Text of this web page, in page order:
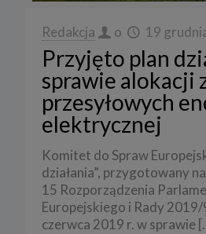
Redakcja o 19
Przyjęto plan
sprawie alokacji
przesyłowych
elektrycznej
Komitet do Spraw
działania”, przygotowany
15 Rozporządzenia
Europejskiego i Rady 2019/
czerwca 2019 r. w sprawie